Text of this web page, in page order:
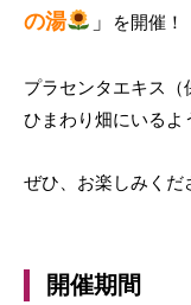
の湯
」 を開催！
プラセンタエキス（
ひまわり畑にいるよ
ぜひ、お楽しみくだ
開催期間